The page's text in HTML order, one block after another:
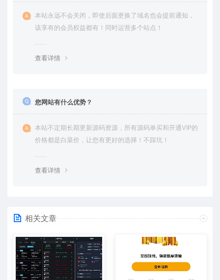
本站永远不会关闭，即使后面更换了域名也会提前通知，
该享有的会员权益都有！同时运营多个站点！
查看详情
您网站有什么优势？
本站不定期长期更新源码资源，所有源码单买和开通VIP的
价格都是白菜价，让您有更好的选择！不踩坑！
查看详情
相关文章